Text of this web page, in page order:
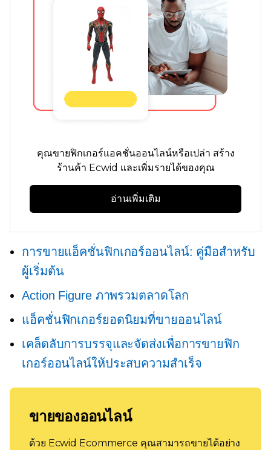
คุณขายฟิกเกอร์แอคชั่นออนไลน์หรือเปล่า สร้าง
ร้านค้า Ecwid และเพิ่มรายได้ของคุณ
อ่านเพิ่มเติม
การขายแอ็คชั่นฟิกเกอร์ออนไลน์: คู่มือสำหรับ
ผู้เริ่มต้น
Action Figure ภาพรวมตลาดโลก
แอ็คชั่นฟิกเกอร์ยอดนิยมที่ขายออนไลน์
เคล็ดลับการบรรจุและจัดส่งเพื่อการขายฟิก
เกอร์ออนไลน์ให้ประสบความสำเร็จ
ขายของออนไลน์
ด้วย Ecwid Ecommerce คุณสามารถขายได้อย่าง